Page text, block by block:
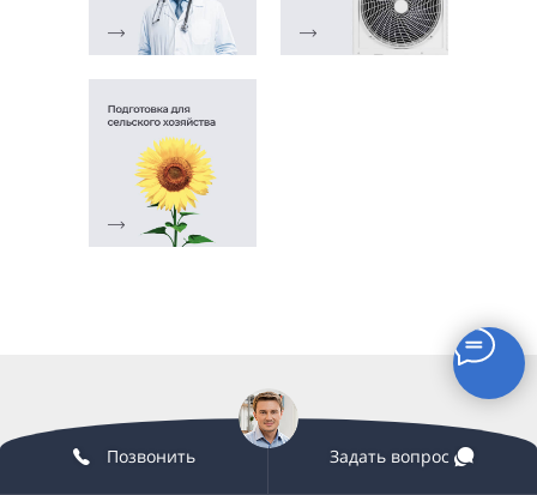
ОСМОСЫ WISE-FILTER
Позвонить Задать вопрос